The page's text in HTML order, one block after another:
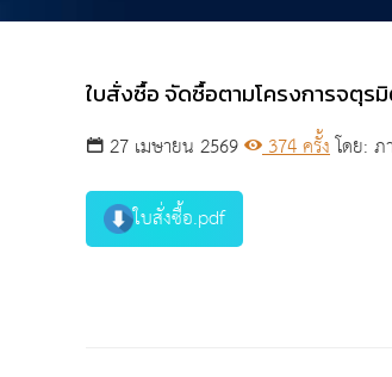
ใบสั่งซื้อ จัดซื้อตามโครงการจตุร
27 เมษายน 2569 374 ครั้งโดย:
ใบสั่งซื้อ.pdf